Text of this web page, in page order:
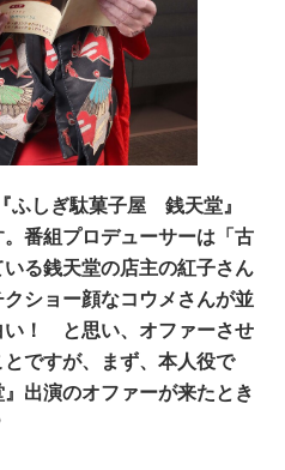
ふしぎ駄菓子屋 銭天堂』
番組プロデューサーは「古
る銭天堂の店主の紅子さん
ショー顔なコウメさんが並
い！ と思い、オファーさせ
ですが、まず、本人役で
出演のオファーが来たとき